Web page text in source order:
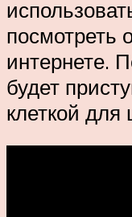
посмотреть
интернете.
будет
клеткой